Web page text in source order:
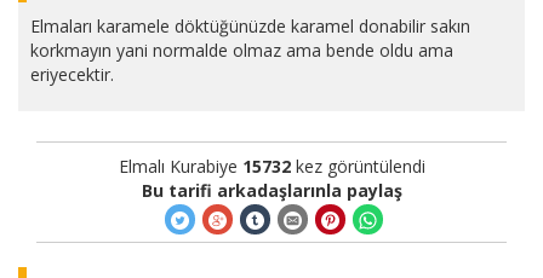
Elmaları karamele döktüğünüzde karamel donabilir sakın
korkmayın yani normalde olmaz ama bende oldu ama
eriyecektir.
Elmalı Kurabiye 15732kez görüntülendi
Bu tarifi arkadaşlarınla paylaş